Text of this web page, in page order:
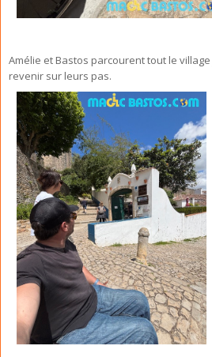
Amélie et Bastos parcourent tout le
revenir sur leurs pas.